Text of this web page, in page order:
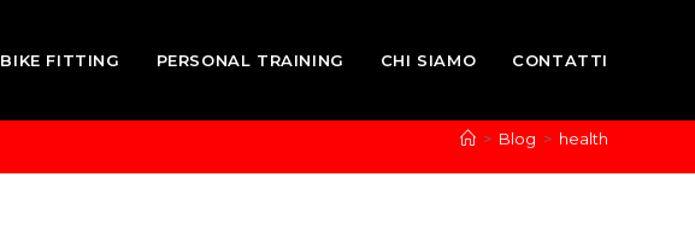
BIKE FITTING PERSONAL TRAINING CHI SIAMO CONTATTI
> Blog > health